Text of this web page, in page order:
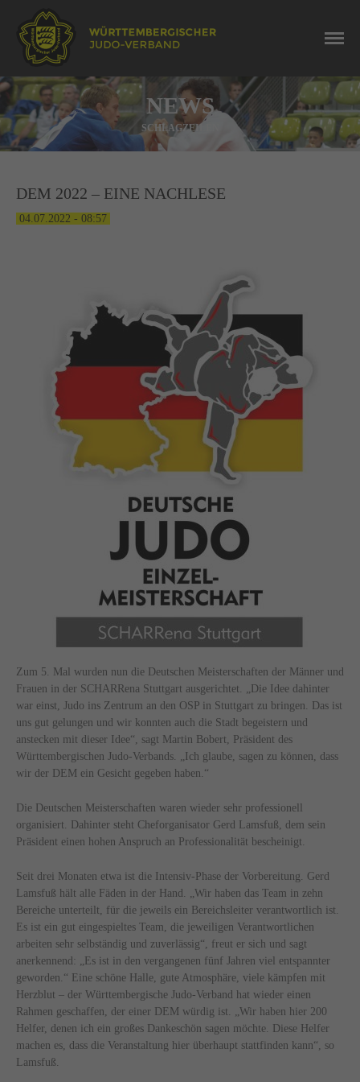
NEWS
SCHLAGZEILEN
DEM 2022 – EINE NACHLESE
04.07.2022 - 08:57
Zum 5. Mal wurden nun die Deutschen Meisterschaften der Männer und
Frauen in der SCHARRena Stuttgart ausgerichtet. „Die Idee dahinter
war einst, Judo ins Zentrum an den OSP in Stuttgart zu bringen. Das ist
uns gut gelungen und wir konnten auch die Stadt begeistern und
anstecken mit dieser Idee“, sagt Martin Bobert, Präsident des
Württembergischen Judo-Verbands. „Ich glaube, sagen zu können, dass
wir der DEM ein Gesicht gegeben haben.“
Die Deutschen Meisterschaften waren wieder sehr professionell
organisiert. Dahinter steht Cheforganisator Gerd Lamsfuß, dem sein
Präsident einen hohen Anspruch an Professionalität bescheinigt.
Seit drei Monaten etwa ist die Intensiv-Phase der Vorbereitung. Gerd
Lamsfuß hält alle Fäden in der Hand. „Wir haben das Team in zehn
Bereiche unterteilt, für die jeweils ein Bereichsleiter verantwortlich ist.
Es ist ein gut eingespieltes Team, die jeweiligen Verantwortlichen
arbeiten sehr selbständig und zuverlässig“, freut er sich und sagt
anerkennend: „Es ist in den vergangenen fünf Jahren viel entspannter
geworden.“ Eine schöne Halle, gute Atmosphäre, viele kämpfen mit
Herzblut – der Württembergische Judo-Verband hat wieder einen
Rahmen geschaffen, der einer DEM würdig ist. „Wir haben hier 200
Helfer, denen ich ein großes Dankeschön sagen möchte. Diese Helfer
machen es, dass die Veranstaltung hier überhaupt stattfinden kann“, so
Lamsfuß.